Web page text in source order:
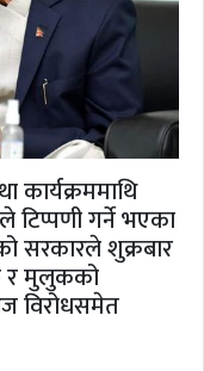
कार्यक्रममाथि
गर्ने भएका
सरकारले शुक्रबार
र मुलुकको
विरोधसमेत